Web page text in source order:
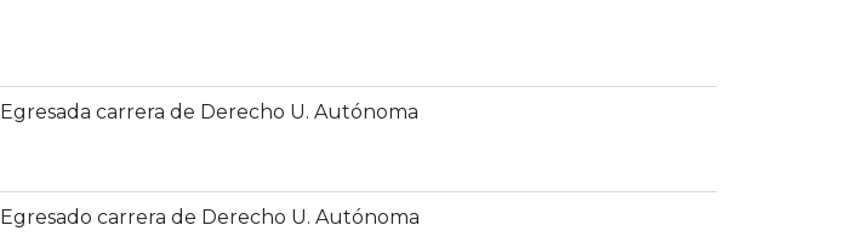
Egresada carrera de Derecho U. Autónoma
Egresado carrera de Derecho U. Autónoma